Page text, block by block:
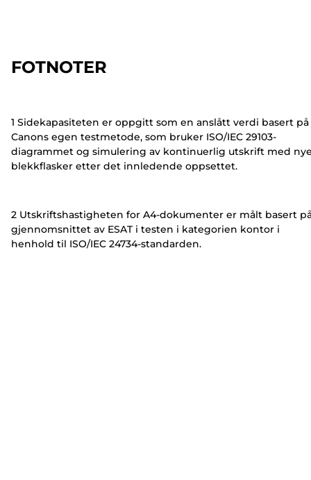
FOTNOTER
1 Sidekapasiteten er oppgitt som en anslått verdi basert på
Canons egen testmetode, som bruker ISO/IEC 29103-
diagrammet og simulering av kontinuerlig utskrift med
blekkflasker etter det innledende oppsettet.
2 Utskriftshastigheten for A4-dokumenter er målt basert
gjennomsnittet av ESAT i testen i kategorien kontor i
henhold til ISO/IEC 24734-standarden.